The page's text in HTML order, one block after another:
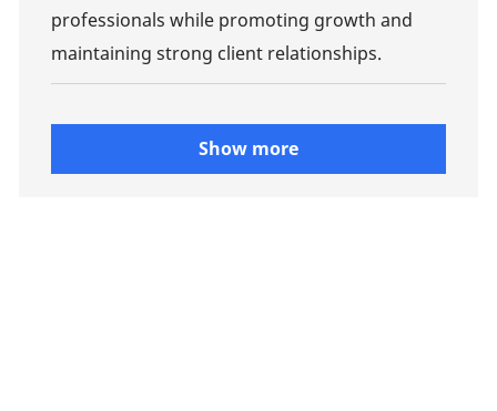
professionals while promoting growth and
maintaining strong client relationships.
Show more